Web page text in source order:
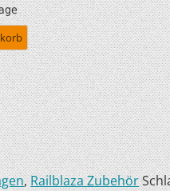
,Railblaza Zubehör